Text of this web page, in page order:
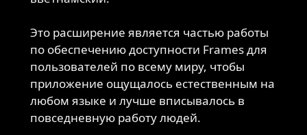
Это расширение является частью работы
по обеспечению доступности Frames для
пользователей по всему миру, чтобы
приложение ощущалось естественным на
любом языке и лучше вписывалось в
повседневную работу людей.